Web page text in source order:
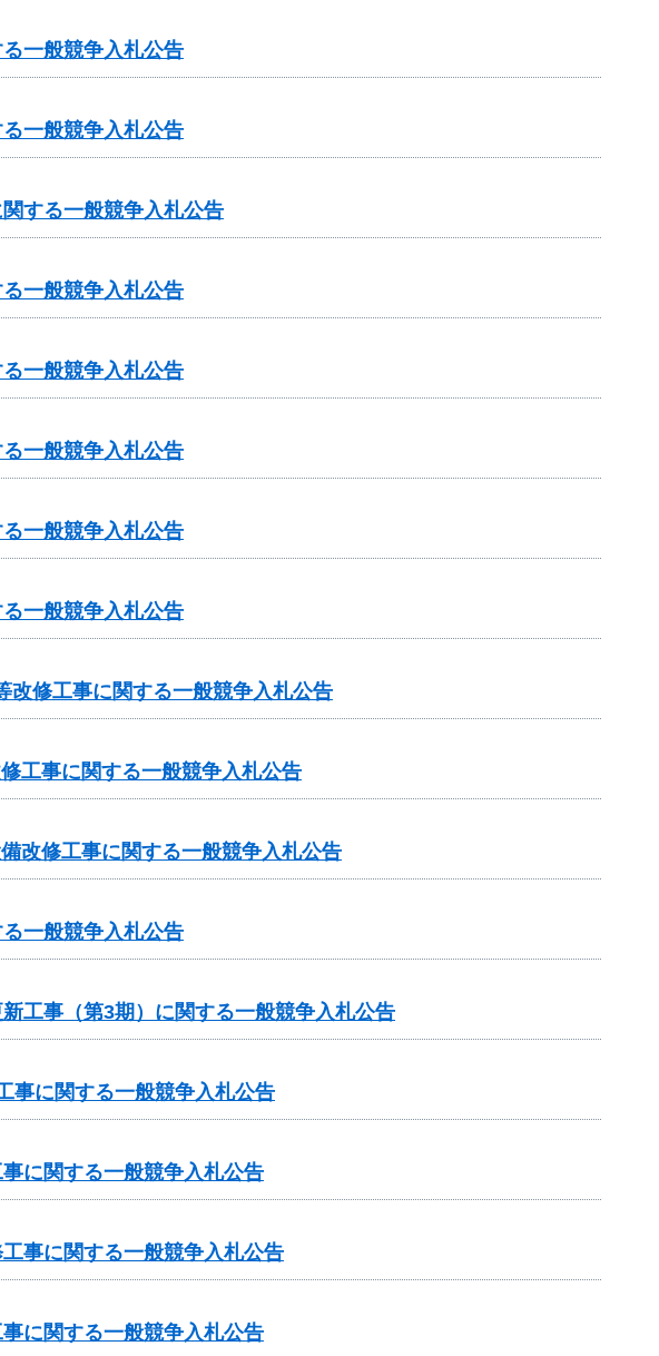
一般競争入札公告
一般競争入札公告
する一般競争入札公告
一般競争入札公告
一般競争入札公告
一般競争入札公告
一般競争入札公告
一般競争入札公告
改修工事に関する一般競争入札公告
工事に関する一般競争入札公告
改修工事に関する一般競争入札公告
一般競争入札公告
工事（第3期）に関する一般競争入札公告
事に関する一般競争入札公告
に関する一般競争入札公告
事に関する一般競争入札公告
に関する一般競争入札公告